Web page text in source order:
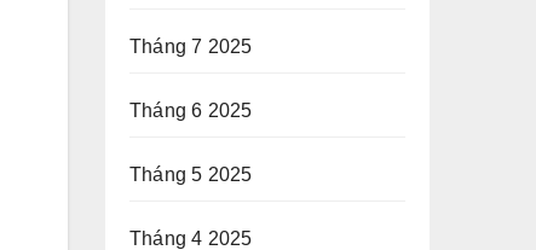
Tháng 7 2025
Tháng 6 2025
Tháng 5 2025
Tháng 4 2025